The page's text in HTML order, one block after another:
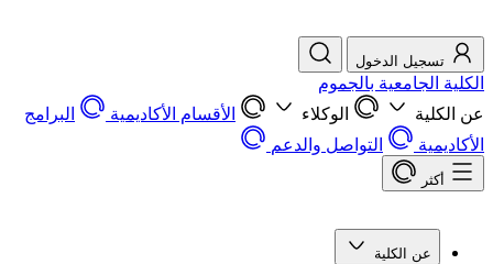
تسجيل الدخول
الكلية الجامعية بالجموم
عن الكلية
الوكلاء الأقسام الأكاديمية
البرامج
الأكاديمية
التواصل والدعم
أكثر
عن الكلية